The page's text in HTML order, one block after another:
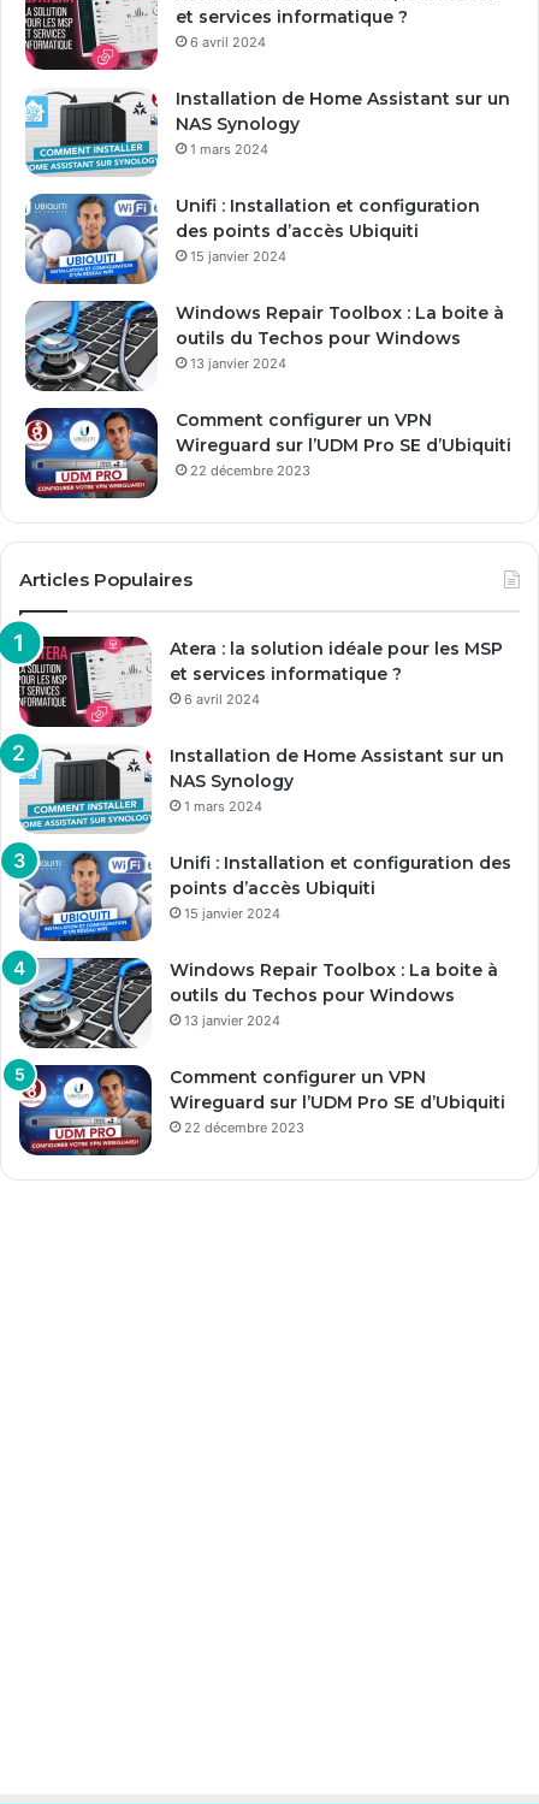
a
d
s
e
m
a
et services informatique ?
6 avril 2024
Installation de Home Assistant sur un
NAS Synology
1 mars 2024
Unifi : Installation et configuration
des points d’accès Ubiquiti
15 janvier 2024
Windows Repair Toolbox : La boite à
outils du Techos pour Windows
13 janvier 2024
Comment configurer un VPN
Wireguard sur l’UDM Pro SE d’Ubiquiti
22 décembre 2023
Articles Populaires
Atera : la solution idéale pour les MSP
et services informatique ?
6 avril 2024
Installation de Home Assistant sur un
NAS Synology
1 mars 2024
Unifi : Installation et configuration des
points d’accès Ubiquiti
15 janvier 2024
Windows Repair Toolbox : La boite à
outils du Techos pour Windows
13 janvier 2024
Comment configurer un VPN
Wireguard sur l’UDM Pro SE d’Ubiquiti
22 décembre 2023